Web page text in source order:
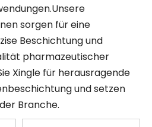
sorgen für eine
Beschichtung und
pharmazeutischer
Xingle für herausragende
und setzen
Branche.